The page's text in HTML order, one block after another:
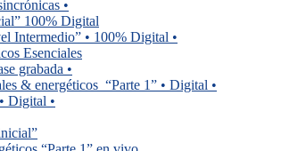
•
100% Digital
Intermedio” • 100% Digital •
Esenciales
grabada •
& energéticos “Parte 1” • Digital •
Digital •